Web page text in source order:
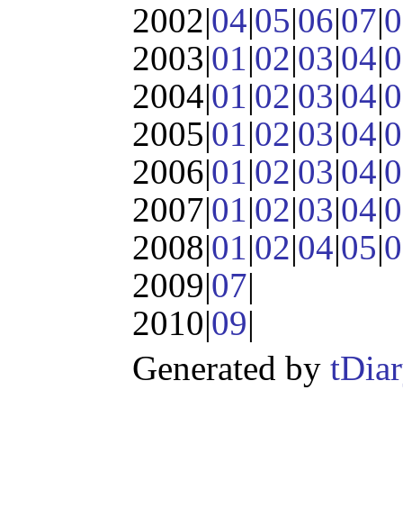
2002|04|05|06|07|
2003|01|02|03|04|
2004|01|02|03|04|
2005|01|02|03|04|
2006|01|02|03|04|
2007|01|02|03|04|
2008|01|02|04|05|
2009|07|
2010|09|
Generated by